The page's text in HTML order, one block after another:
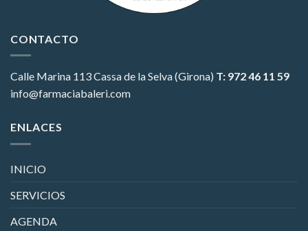
CONTACTO
Calle Marina 113Cassa de la Selva (Girona) T: 972 46 11 59
info@farmaciabaleri.com
ENLACES
INICIO
SERVICIOS
AGENDA